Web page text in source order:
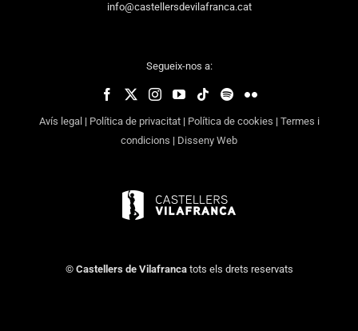
info@castellersdevilafranca.cat
Segueix-nos a:
Avís legal | Política de privacitat| Política de cookies | Termes i
condicions | Disseny Web
© Castellers de Vilafrancatots els drets reservats